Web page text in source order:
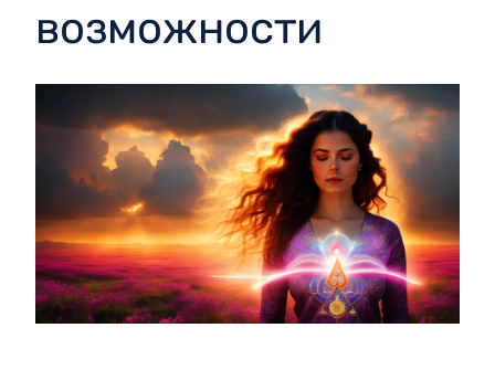
возможности